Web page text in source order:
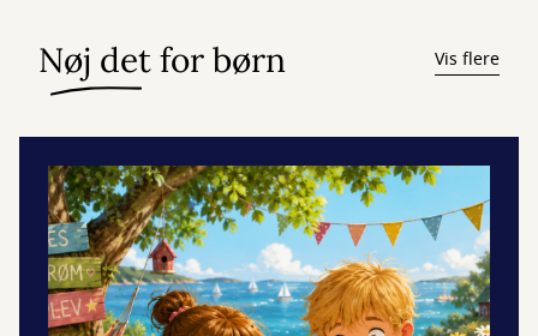
Nøj det for børn Vis flere